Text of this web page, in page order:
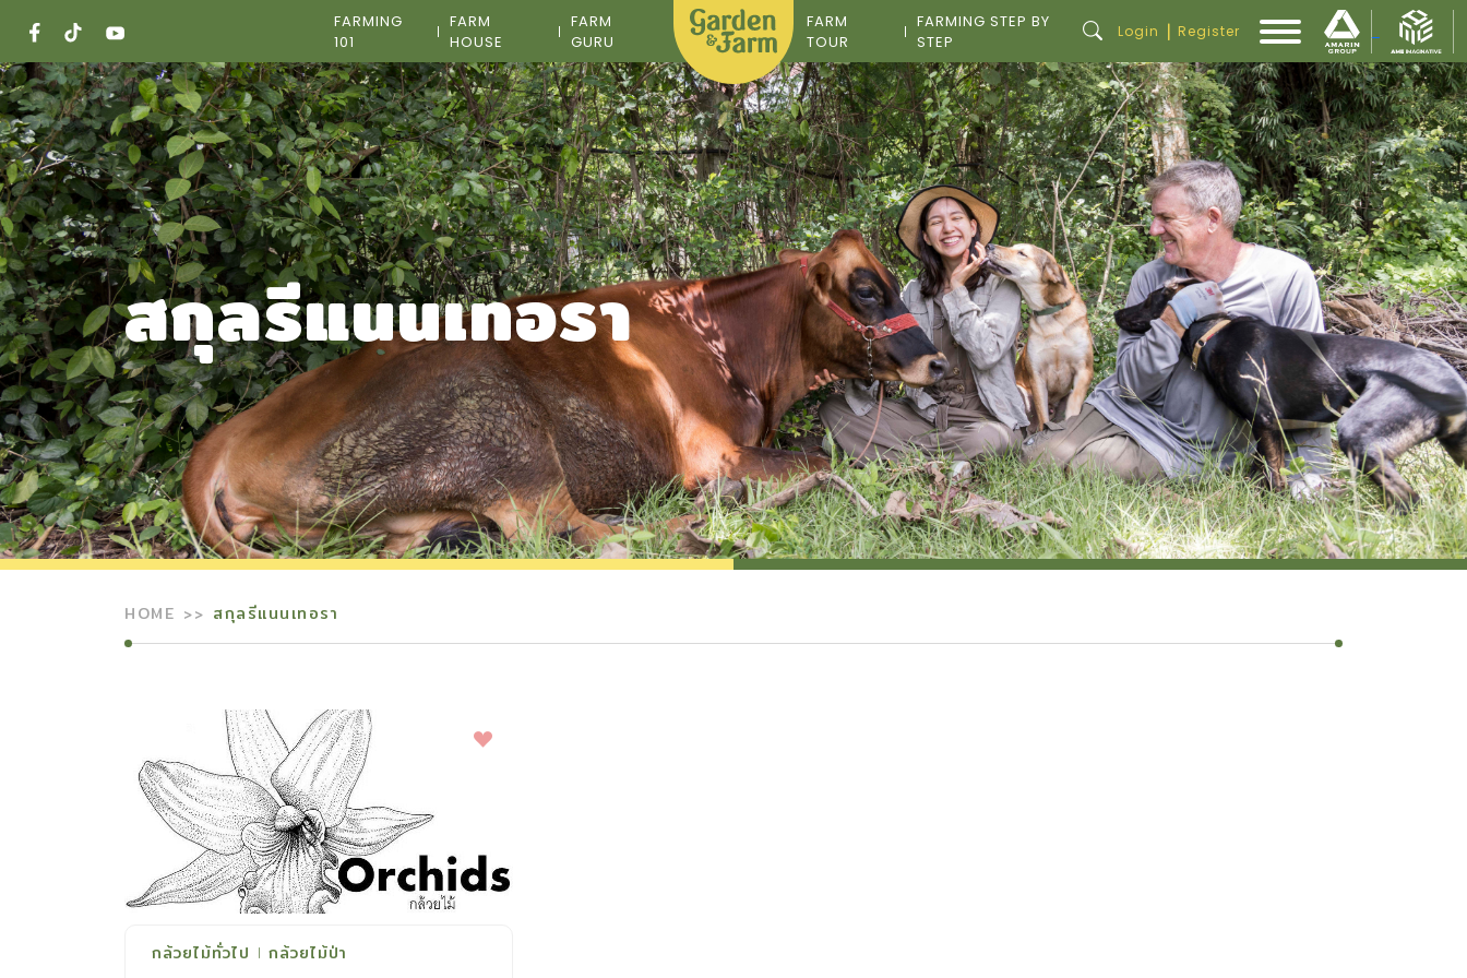
content
FARMING
101
FARM
HOUSE
FARM
GURU
FARM
TOUR
FARMING STEP BY
STEP
Login | Register
สกุลรีแนนเทอรา
HOME สกุลรีแนนเทอรา
กล้วยไม้ทั่วไป กล้วยไม้ป่า